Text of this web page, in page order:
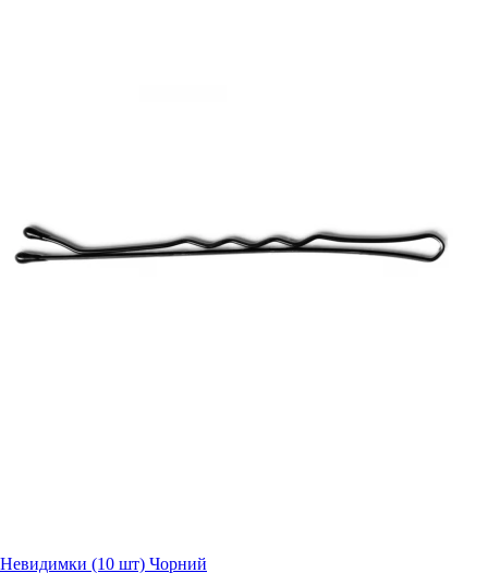
Невидимки (10 шт) Чорний